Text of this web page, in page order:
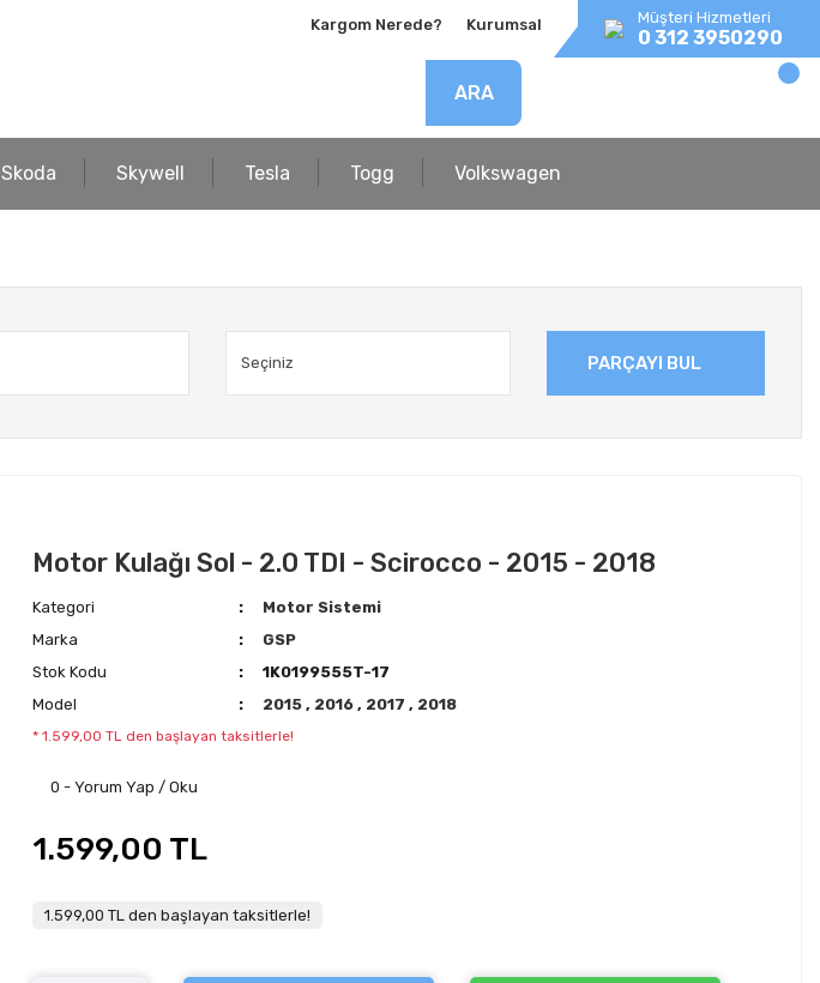
Kargom Nerede? Kurumsal Müşteri Hizmetleri
0 312 3950290
ARA
Skoda Skywell Tesla Togg Volkswagen
PARÇAYI BUL
Motor Kulağı Sol - 2.0 TDI - Scirocco - 2015 - 2018
Kategori
Motor Sistemi
Marka
GSP
Stok Kodu
1K0199555T-17
Model
2015, 2016, 2017, 2018
* 1.599,00 TL den başlayan taksitlerle!
0 - Yorum Yap / Oku
1.599,00 TL
1.599,00 TL den başlayan taksitlerle!